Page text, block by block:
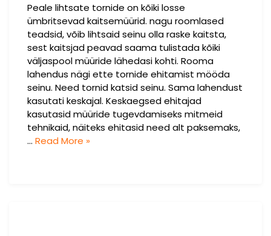
Peale lihtsate tornide on kõiki losse
ümbritsevad kaitsemüürid. nagu roomlased
teadsid, võib lihtsaid seinu olla raske kaitsta,
sest kaitsjad peavad saama tulistada kõiki
väljaspool müüride lähedasi kohti. Rooma
lahendus nägi ette tornide ehitamist mööda
seinu. Need tornid katsid seinu. Sama lahendust
kasutati keskajal. Keskaegsed ehitajad
kasutasid müüride tugevdamiseks mitmeid
tehnikaid, näiteks ehitasid need alt paksemaks,
… Read More »